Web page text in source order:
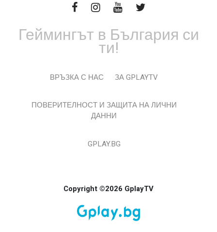
Геймингът в България си
ти!
ВРЪЗКА С НАС ЗА GPLAYTV
ПОВЕРИТЕЛНОСТ И ЗАЩИТА НА ЛИЧНИ
ДАННИ
GPLAY.BG
Copyright ©2026 GplayTV